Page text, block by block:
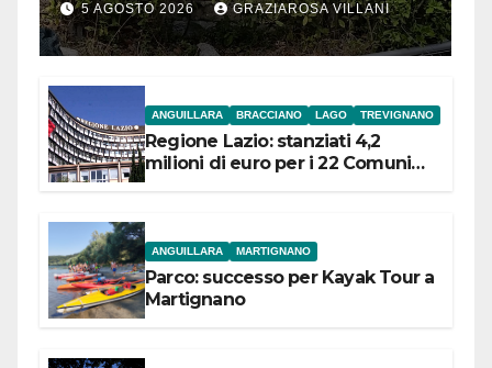
5 AGOSTO 2026 GRAZIAROSA VILLANI
ANGUILLARA BRACCIANO LAGO TREVIGNANO
Regione Lazio: stanziati 4,2
milioni di euro per i 22 Comuni
ANGUILLARA MARTIGNANO
Parco: successo per Kayak Tour a
Martignano